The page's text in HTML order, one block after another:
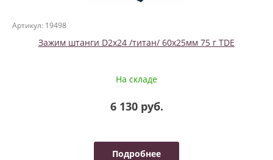
Артикул: 19498
Зажим штанги D2х24 /титан/ 60х25мм 75 г TDE
На складе
6 130 руб.
Подробнее